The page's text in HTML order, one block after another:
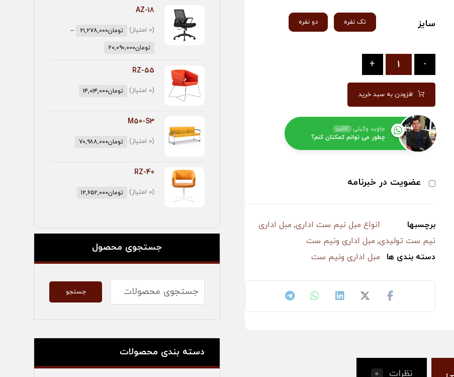
سایز تک نفره دو نفره
-
+
افزودن به سبد خرید
جاوید وکیلی آنلاین
چطور می توانم کمکتان کنم؟
عضویت در خبرنامه
برچسبها انواع مبل نیم ست اداری, مبل اداری
نیم ست تولیدی, مبل اداری ونیم ست
دسته بندی ها
مبل اداری ونیم ست
نظرات 0
AZ-18
(0 امتیاز) تومان۲۱,۲۷۸,۰۰۰ –
تومان۲۰,۰۹۰,۰۰۰
RZ-55
(0 امتیاز) تومان۱۴,۰۱۴,۰۰۰
M50-S3
(0 امتیاز) تومان۷۰,۹۸۸,۰۰۰
RZ-40
(0 امتیاز) تومان۱۲,۶۵۲,۰۰۰
جستجوی محصول
جستجو
دسته بندی محصولات